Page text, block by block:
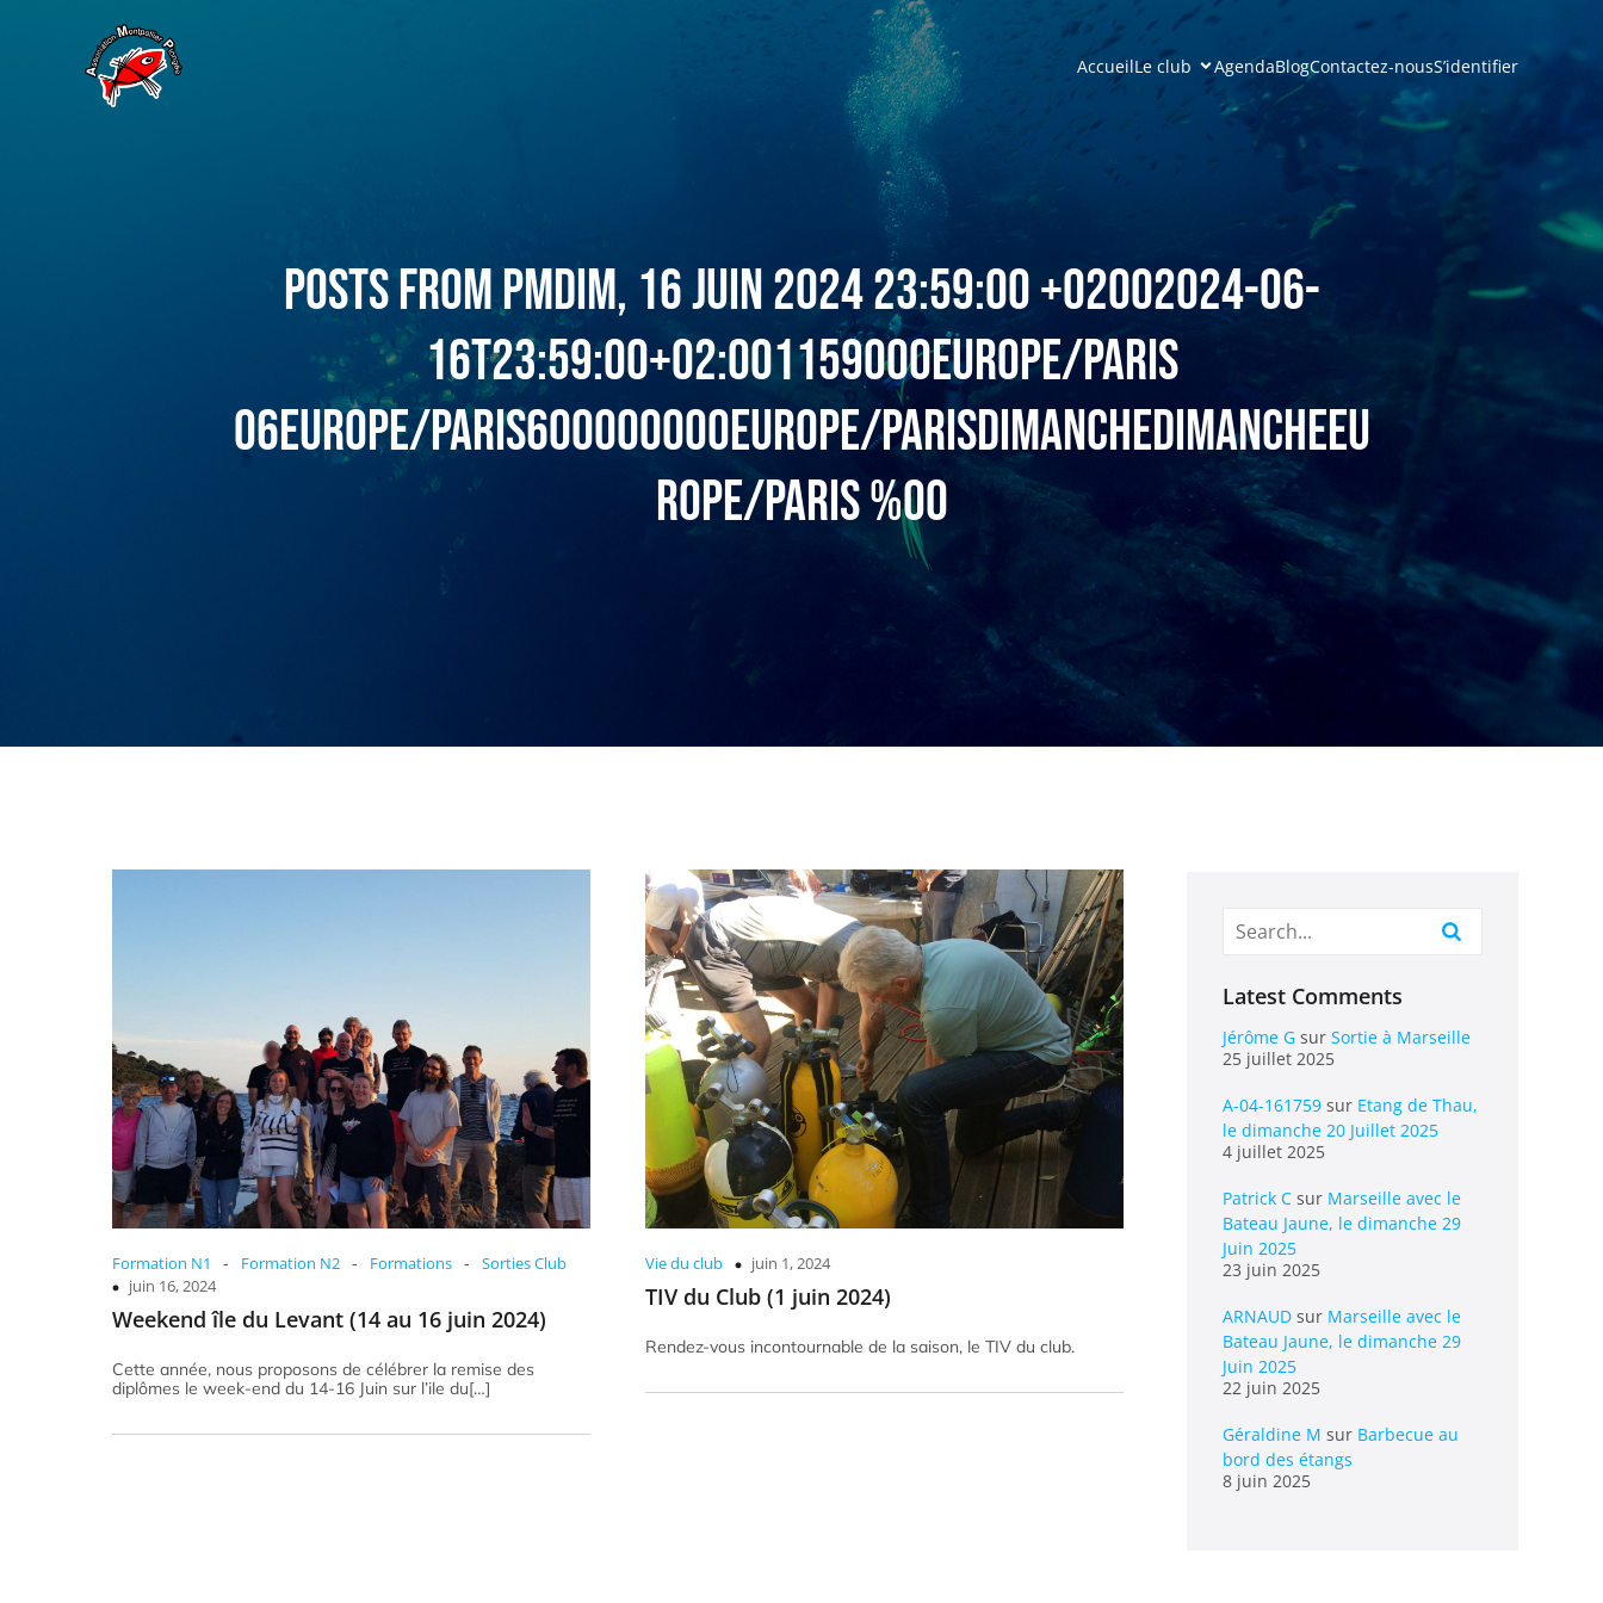
AccueilLe club AgendaBlogContactez-nousS’identifier
Posts from PMdim, 16 Juin 2024 23:59:00 +02002024-06-
16T23:59:00+02:001159000Europe/Paris
06Europe/Paris600000000Europe/ParisdimanchedimancheEu
rope/Paris %00
Formation N1 - Formation N2 - Formations -
Sorties Club
juin 16, 2024
Weekend île du Levant (14 au 16 juin 2024)
Cette année, nous proposons de célébrer la remise des
diplômes le week-end du 14-16 Juin sur l’ile du[…]
Vie du club juin 1, 2024
TIV du Club (1 juin 2024)
Rendez-vous incontournable de la saison, le TIV du club.
Latest Comments
Jérôme G sur Sortie à Marseille
25 juillet 2025
A-04-161759 sur Etang de Thau,
le dimanche 20 Juillet 2025
4 juillet 2025
Patrick C sur Marseille avec le
Bateau Jaune, le dimanche 29
Juin 2025
23 juin 2025
ARNAUD sur Marseille avec le
Bateau Jaune, le dimanche 29
Juin 2025
22 juin 2025
Géraldine M sur Barbecue au
bord des étangs
8 juin 2025